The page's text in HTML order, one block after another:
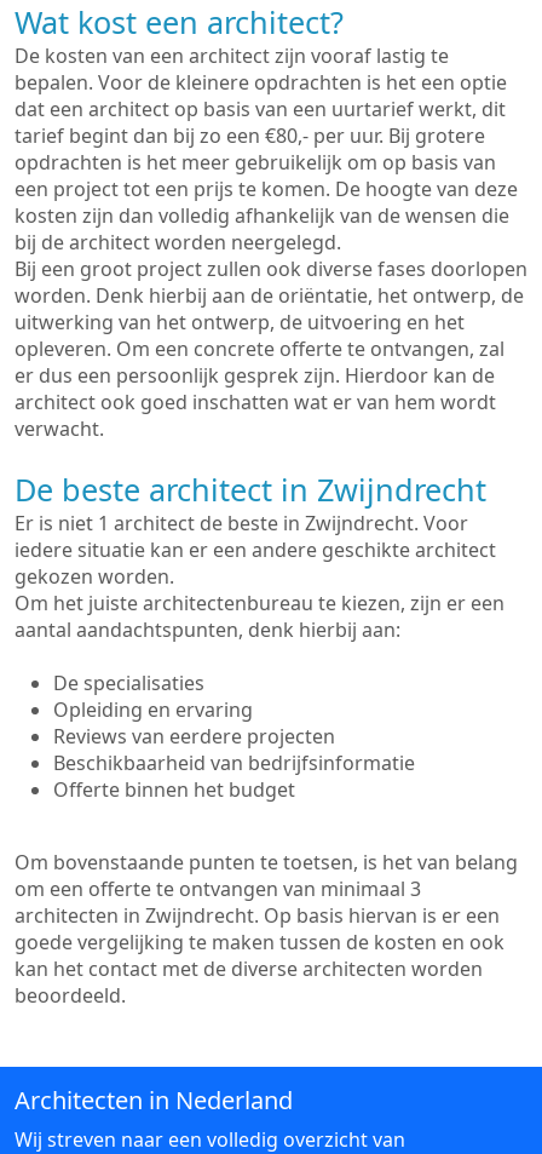
Wat kost een architect?
De kosten van een architect zijn vooraf lastig te
bepalen. Voor de kleinere opdrachten is het een optie
dat een architect op basis van een uurtarief werkt, dit
tarief begint dan bij zo een €80,- per uur. Bij grotere
opdrachten is het meer gebruikelijk om op basis van
een project tot een prijs te komen. De hoogte van deze
kosten zijn dan volledig afhankelijk van de wensen die
bij de architect worden neergelegd.
Bij een groot project zullen ook diverse fases doorlopen
worden. Denk hierbij aan de oriëntatie, het ontwerp, de
uitwerking van het ontwerp, de uitvoering en het
opleveren. Om een concrete offerte te ontvangen, zal
er dus een persoonlijk gesprek zijn. Hierdoor kan de
architect ook goed inschatten wat er van hem wordt
verwacht.
De beste architect in Zwijndrecht
Er is niet 1 architect de beste in Zwijndrecht. Voor
iedere situatie kan er een andere geschikte architect
gekozen worden.
Om het juiste architectenbureau te kiezen, zijn er een
aantal aandachtspunten, denk hierbij aan:
De specialisaties
Opleiding en ervaring
Reviews van eerdere projecten
Beschikbaarheid van bedrijfsinformatie
Offerte binnen het budget
Om bovenstaande punten te toetsen, is het van belang
om een offerte te ontvangen van minimaal 3
architecten in Zwijndrecht. Op basis hiervan is er een
goede vergelijking te maken tussen de kosten en ook
kan het contact met de diverse architecten worden
beoordeeld.
Architecten in Nederland
Wij streven naar een volledig overzicht van